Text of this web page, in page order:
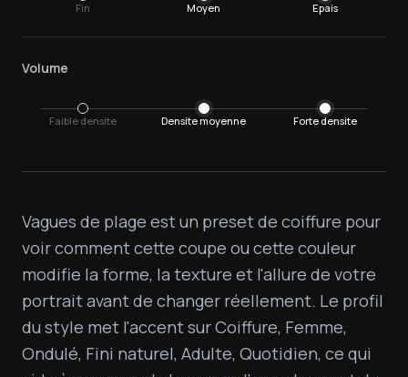
Fin Moyen Epais
Volume
Faible densite Densite moyenne Forte densite
Vagues de plage est un preset de coiffure pour
voir comment cette coupe ou cette couleur
modifie la forme, la texture et l'allure de votre
portrait avant de changer réellement. Le profil
du style met l'accent sur Coiffure, Femme,
Ondulé, Fini naturel, Adulte, Quotidien, ce qui